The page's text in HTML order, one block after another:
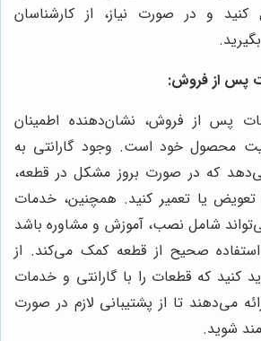
کنید و در صورت نیاز، از کارشناسان
پس از فروش:
پس از فروش، نشان‌دهنده اطمینان
محصول خود است. وجود گارانتی به
که در صورت بروز مشکل در قطعه،
تعویض یا تعمیر کنید. همچنین، خدمات
شامل نصب، آموزش و مشاوره باشد
صحیح از قطعه کمک می‌کند. از
کنید که قطعات را با گارانتی و خدمات
می‌دهند تا از پشتیبانی لازم در صورت
شوید.